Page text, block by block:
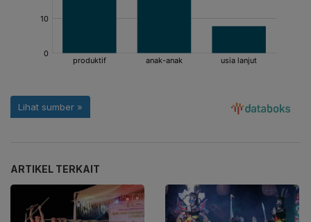
ARTIKEL TERKAIT